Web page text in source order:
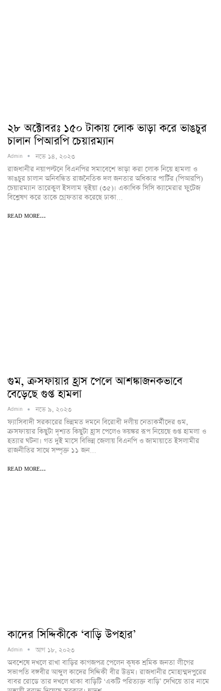
২৮ অক্টোবরঃ ১৫০ টাকায় লোক ভাড়া করে ভাঙচুর
চালান পিআরপি চেয়ারম্যান
Admin নভে ১৪, ২০২৩
রাজধানীর নয়াপল্টনে বিএনপির সমাবেশে ভাড়া করা লোক নিয়ে হামলা ও
ভাঙচুর চালান অনিবন্ধিত রাজনৈতিক দল জনতার অধিকার পার্টির (পিআরপি)
চেয়ারম্যান তারেকুল ইসলাম ভূইয়া (৩৫)। একাধিক সিসি ক্যামেরার ফুটেজ
বিশ্লেষণ করে তাকে গ্রেফতার করেছে ঢাকা…
READ MORE...
গুম, ক্রসফায়ার হ্রাস পেলে আশঙ্কাজনকভাবে
বেড়েছে গুপ্ত হামলা
Admin নভে ৯, ২০২৩
ফ্যাসিবাদী সরকারের ভিন্নমত দমনে বিরোধী দলীয় নেতাকর্মীদের গুম,
ক্রসফায়ার কিছুটা দৃশ্যত কিছুটা হ্রাস পেলেও ভয়ঙ্কর রূপ নিয়েছে গুপ্ত হামলা ও
হত্যার ঘটনা। গত দুই মাসে বিভিন্ন জেলায় বিএনপি ও জামায়াতে ইসলামীর
রাজনীতির সাথে সম্পৃক্ত ১১ জন…
READ MORE...
কাদের সিদ্দিকীকে ‘বাড়ি উপহার’
Admin আগ ১৮, ২০২৩
অবশেষে দখলে রাখা বাড়ির কাগজপত্র পেলেন কৃষক শ্রমিক জনতা লীগের
সভাপতি বঙ্গবীর আব্দুল কাদের সিদ্দিকী বীর উত্তম। রাজধানীর মোহাম্মদপুরের
বাবর রোডে তার দখলে থাকা বাড়িটি ‘একটি পরিত্যক্ত বাড়ি’ দেখিয়ে তার নামে